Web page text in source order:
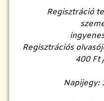
Regisztráció
Regisztrációs
400 Ft
Napijegy: